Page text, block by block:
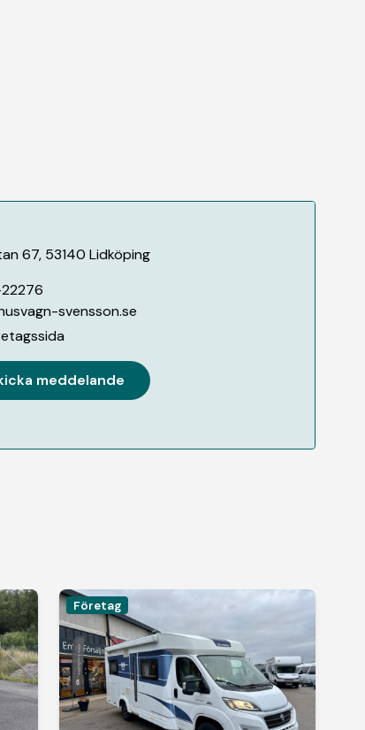
67, 53140 Lidköping
svensson.se
meddelande
Företag